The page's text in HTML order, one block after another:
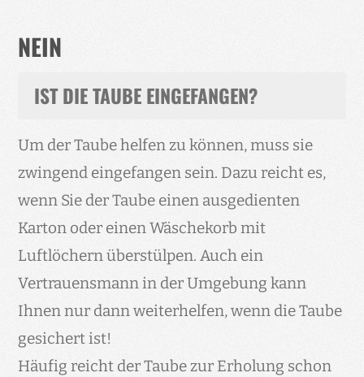
ZUM SUCHMODUL
B) ICH SUCHE DEN NÄCHSTEN
VEREINSVORSITZENDEN:
ZUM SUCHMODUL
C) ICH MÖCHTE IN DER ZEITSCHRIFT „DIE
BRIEFTAUBE“ INSERIEREN:
NEIN
IST DIE TAUBE EINGEFANGEN?
Um der Taube helfen zu können, muss sie
zwingend eingefangen sein. Dazu reicht es,
wenn Sie der Taube einen ausgedienten
Karton oder einen Wäschekorb mit
Luftlöchern überstülpen. Auch ein
Vertrauensmann in der Umgebung kann
Ihnen nur dann weiterhelfen, wenn die Taube
gesichert ist!
Häufig reicht der Taube zur Erholung schon